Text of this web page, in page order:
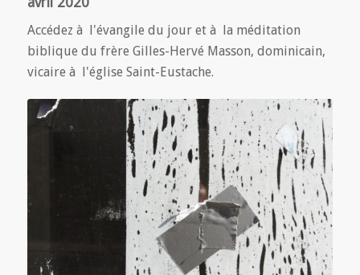
Accédez à l'évangile du jour et à la méditation
biblique du frère Gilles-Hervé Masson, dominicain,
vicaire à l'église Saint-Eustache.